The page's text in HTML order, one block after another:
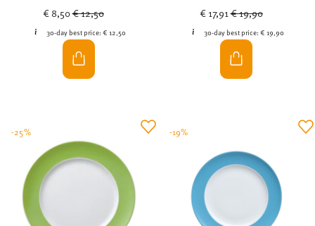
€ 8,50Price reduced from
€ 12,50
30-day best price:€ 12,50
€ 17,91Price reduced from
€ 19,90
30-day best price:€ 19,90
-25% -19%